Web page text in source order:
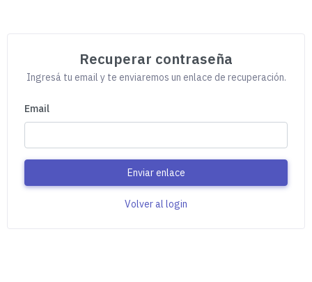
Recuperar contraseña
Ingresá tu email y te enviaremos un enlace de recuperación.
Email
Enviar enlace
Volver al login